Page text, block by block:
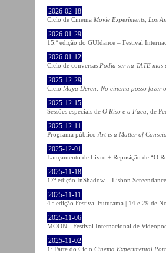
2026-02-18
Ciclo de Cinema Movie Experiments, Los
2026-01-29
15.ª edição do GUIdance – Festival
2026-01-12
Ciclo de conversas Podia ser na TATE mas
2025-12-29
Ciclo Maya Deren: No cinema posso fazer
2025-12-15
Sessões especiais de O Riso e a Faca , de
2025-12-11
Programa público Art is a Matter of
2025-12-01
Lançamento de Livro + Reposição de “O
2025-11-18
17ª edição InShadow – Lisbon
2025-11-11
4.ª edição Festival Futurama | 14 e 29 de
2025-11-06
MOON - Festival Internacional de
2025-11-02
1ª Parte do Ciclo Cinema Experimental